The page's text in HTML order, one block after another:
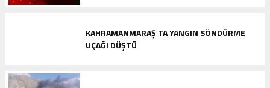
KAHRAMANMARAŞ TA YANGIN SÖNDÜRME
UÇAĞI DÜŞTÜ